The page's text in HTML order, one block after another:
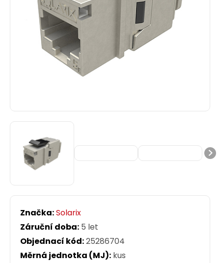
Značka:Solarix
Záruční doba: 5 let
Objednací kód:25286704
Měrná jednotka (MJ): kus